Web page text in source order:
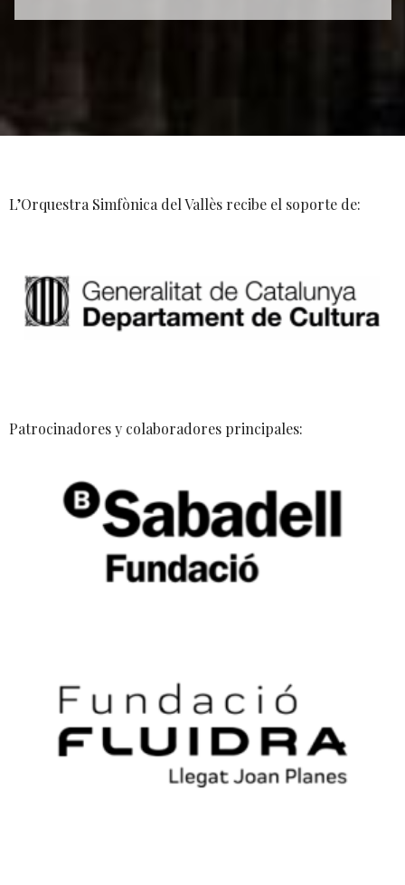
L’Orquestra Simfònica del Vallès recibe el soporte de:
Patrocinadores y colaboradores principales: